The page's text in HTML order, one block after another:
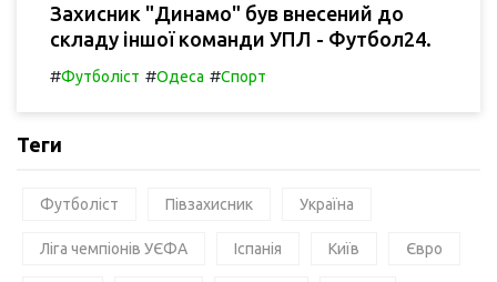
Захисник "Динамо" був внесений до
складу іншої команди УПЛ - Футбол24.
#Футболіст #Одеса #Спорт
Теги
Футболіст Півзахисник Україна
Ліга чемпіонів УЄФА Іспанія Київ Євро